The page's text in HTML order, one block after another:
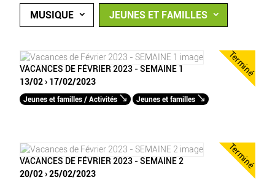
MUSIQUE JEUNES ET FAMILLES
Terminé
VACANCES DE FÉVRIER 2023 - SEMAINE 1
13/02 › 17/02/2023
Jeunes et familles / Activités Jeunes et familles
Terminé
VACANCES DE FÉVRIER 2023 - SEMAINE 2
20/02 › 25/02/2023